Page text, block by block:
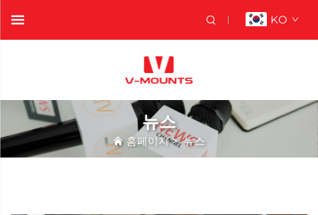
KO
뉴스
홈페이지>뉴스